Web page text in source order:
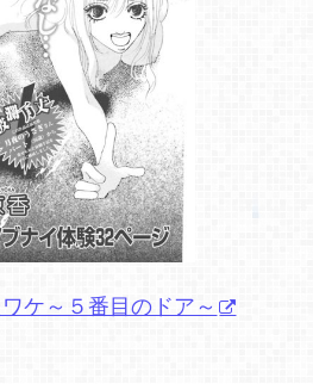
ケ～５番目のドア～